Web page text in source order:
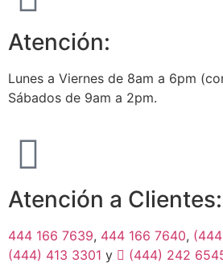
Atención:
Lunes a Viernes de 8am a 6pm
Sábados de 9am a 2pm.
Atención a Clientes:
444 166 7639, 444 166 7640,
(444) 413 3301 y (444) 242